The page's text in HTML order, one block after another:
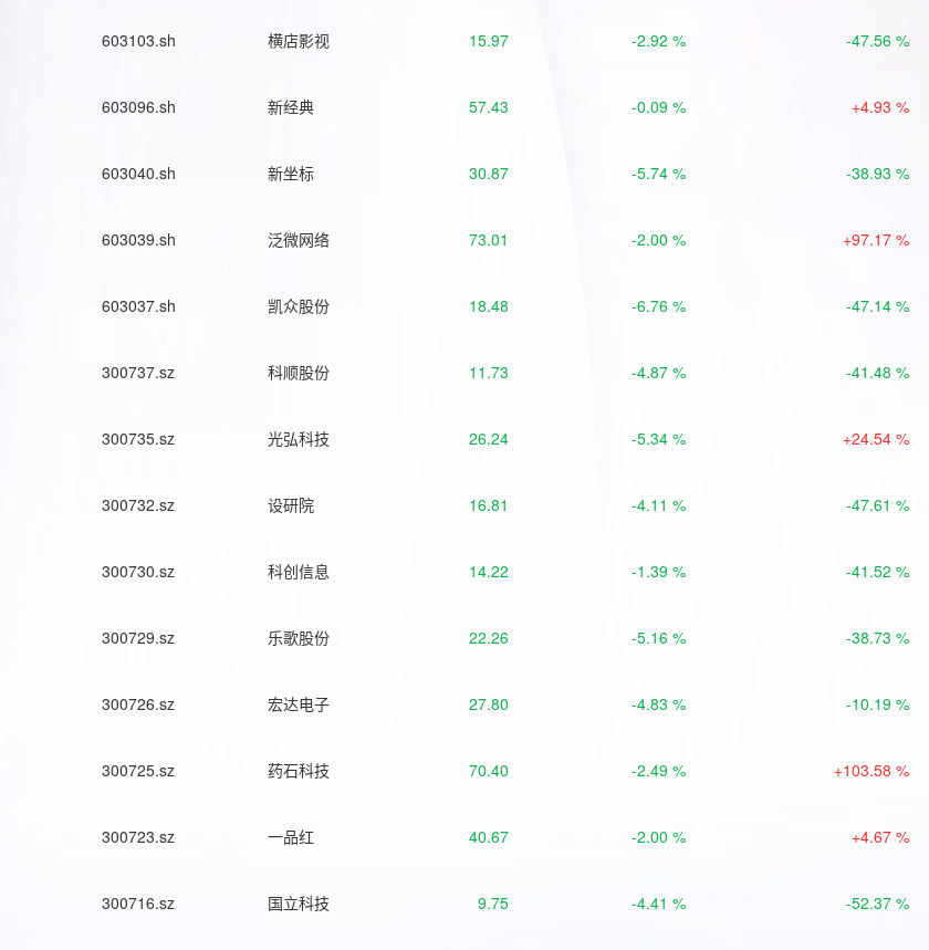
603103.sh 横店影视 15.97 -2.92 % -47.56 %
603096.sh 新经典 57.43 -0.09 % +4.93 %
603040.sh 新坐标 30.87 -5.74 % -38.93 %
603039.sh 泛微网络 73.01 -2.00 % +97.17 %
603037.sh 凯众股份 18.48 -6.76 % -47.14 %
300737.sz 科顺股份 11.73 -4.87 % -41.48 %
300735.sz 光弘科技 26.24 -5.34 % +24.54 %
300732.sz 设研院 16.81 -4.11 % -47.61 %
300730.sz 科创信息 14.22 -1.39 % -41.52 %
300729.sz 乐歌股份 22.26 -5.16 % -38.73 %
300726.sz 宏达电子 27.80 -4.83 % -10.19 %
300725.sz 药石科技 70.40 -2.49 % +103.58 %
300723.sz 一品红 40.67 -2.00 % +4.67 %
300716.sz 国立科技 9.75 -4.41 % -52.37 %